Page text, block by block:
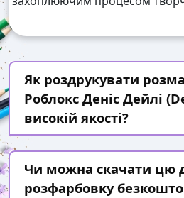
Як роздрукувати
Роблокс Деніс Дейлі
високій якості?
Чи можна скачати цю
розфарбовку